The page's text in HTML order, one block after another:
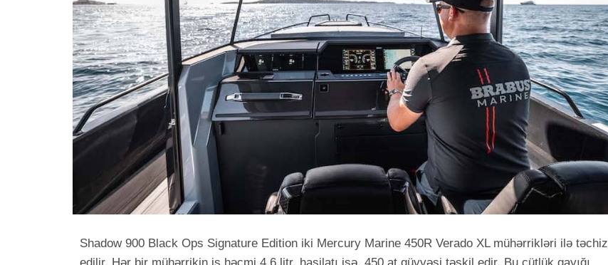
Shadow 900 Black Ops Signature Edition iki Mercury Marine 450R Verado XL mühərrikləri ilə təchiz